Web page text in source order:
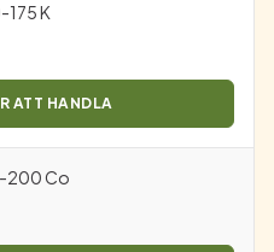
175 K
ATT HANDLA
200 Co